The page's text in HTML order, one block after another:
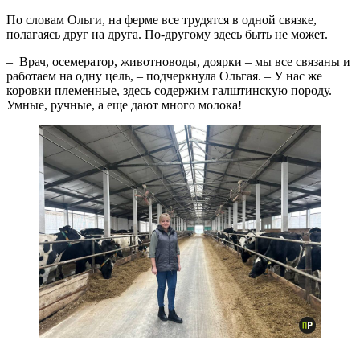
По словам Ольги, на ферме все трудятся в одной связке,
полагаясь друг на друга. По-другому здесь быть не может.
– Врач, осемератор, животноводы, доярки – мы все связаны и
работаем на одну цель, – подчеркнула Ольгая. – У нас же
коровки племенные, здесь содержим галштинскую породу.
Умные, ручные, а еще дают много молока!